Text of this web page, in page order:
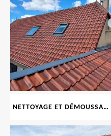
NETTOYAGE ET DÉMOUSSAGE DE TOITURE ET FAÇADE 69